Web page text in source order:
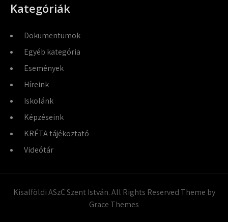
Kategóriák
Dokumentumok
Egyéb kategória
Események
Híreink
Iskolánk
Képzéseink
KRÉTA tájékoztató
Videótár
Kisalföldi ASzC Szent István. All Rights Reserved Theme by
Grace Themes